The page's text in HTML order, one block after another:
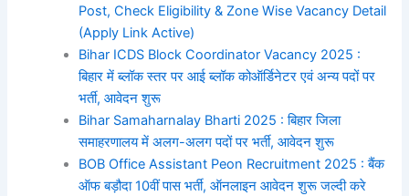
Post, Check Eligibility & Zone Wise Vacancy Detail
(Apply Link Active)
Bihar ICDS Block Coordinator Vacancy 2025 :
बिहार में ब्लॉक स्तर पर आई ब्लॉक कोऑर्डिनेटर एवं अन्य पदों पर
भर्ती, आवेदन शुरू
Bihar Samaharnalay Bharti 2025 : बिहार जिला
समाहरणालय में अलग-अलग पदों पर भर्ती, आवेदन शुरू
BOB Office Assistant Peon Recruitment 2025 : बैंक
ऑफ बड़ौदा 10वीं पास भर्ती, ऑनलाइन आवेदन शुरू जल्दी करे